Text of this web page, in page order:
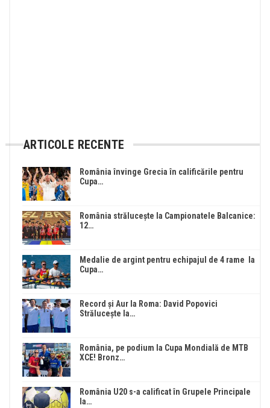
ARTICOLE RECENTE
România învinge Grecia în calificările pentru
Cupa…
România strălucește la Campionatele Balcanice:
12…
Medalie de argint pentru echipajul de 4 rame la
Cupa…
Record și Aur la Roma: David Popovici
Strălucește la…
România, pe podium la Cupa Mondială de MTB
XCE! Bronz…
România U20 s-a calificat în Grupele Principale
la…